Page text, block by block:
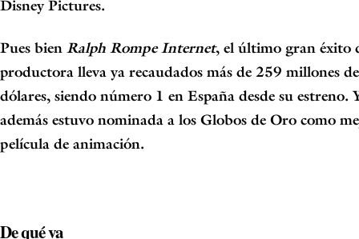
Disney Pictures.
Pues bien Ralph Rompe Internet, el último gran éxito
productora lleva ya recaudados más de 259 millones de
dólares, siendo número 1 en España desde su estreno.
además estuvo nominada a los Globos de Oro como
película de animación.
De qué va